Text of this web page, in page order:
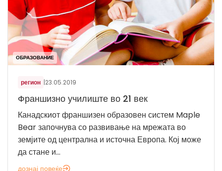
ОБРАЗОВАНИЕ
регион |23.05.2019
Франшизно училиште во 21 век
Канадскиот франшизен образовен систем Maple
Bear започнува со развивање на мрежата во
земјите од централна и источна Европа. Кој може
да стане и...
дознај повеќе